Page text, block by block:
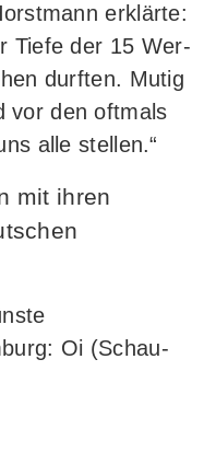
erklär­te:
Tie­fe der 15 Wer­
durf­ten. Mutig
vor den oft­mals
alle stellen.“
mit ihren
Oi (Schau­